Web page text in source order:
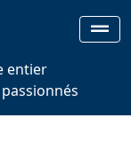
entier